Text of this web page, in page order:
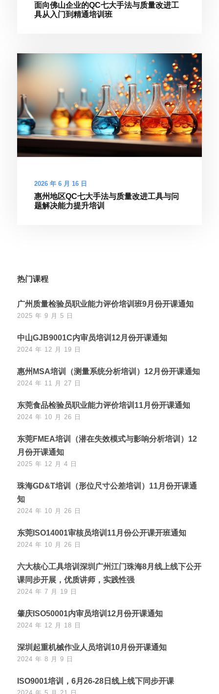
面向佛山企业的QC七大手法与质量改进工
具从入门到精通培训班
2026 年 6 月 16 日
惠州地区QC七大手法与质量改进工具与问
题解决能力提升培训
热门课程
广州质量检验员职业能力评价培训班9月份开课通知
2025 年 9 月 5 日
中山GJB9001C内审员培训12月份开课通知
2024 年 12 月 19 日
惠州MSA培训（测量系统分析培训）12月份开课通知
2024 年 11 月 27 日
东莞食品检验员职业能力评价培训11月份开课通知
2024 年 10 月 26 日
东莞FMEA培训（潜在失效模式与影响分析培训）12
月份开课通知
2025 年 12 月 4 日
珠海GD&T培训（形位尺寸公差培训）11月份开课通
知
2024 年 10 月 26 日
东莞ISO14001审核员培训11月份公开课开班通知
2024 年 10 月 26 日
六大核心工具培训深圳广州江门珠海8月线上线下公开
课同步开展，优质讲师，实践性强
2024 年 7 月 19 日
肇庆ISO50001内审员培训12月份开课通知
2024 年 12 月 18 日
深圳起重机械作业人员培训10月份开课通知
2024 年 8 月 9 日
ISO9001培训，6月26-28日线上线下同步开课